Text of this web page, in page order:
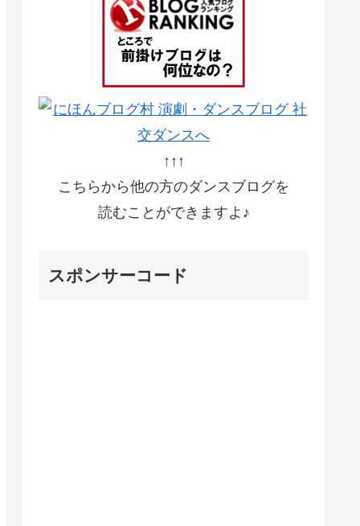
↑↑↑
こちらから他の方のダンスブログを
読むことができますよ♪
スポンサーコード